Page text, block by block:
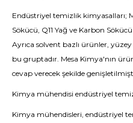
Endüstriyel temizlik kimyasalları;
Sökücü, Q11 Yağ ve Karbon
Ayrıca solvent bazlı ürünler,
bu gruptadır. Mesa Kimya'nın
cevap verecek şekilde
Kimya mühendisi endüstriyel
Kimya mühendisleri, endüstriyel